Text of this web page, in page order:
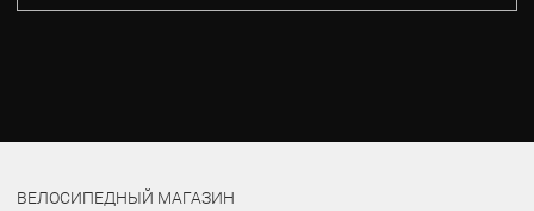
ВЕЛОСИПЕДНЫЙ МАГАЗИН